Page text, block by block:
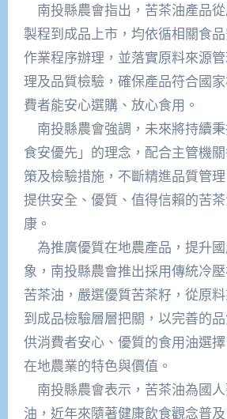
南投縣農會指出，苦茶油產品
製程到成品上市，均依循相關食
作業程序辦理，並落實原料來源
理及品質檢驗，確保產品符合國
費者能安心選購、放心食用。
南投縣農會強調，未來將持續秉
食安優先」的理念，配合主管機
策及檢驗措施，不斷精進品質管
提供安全、優質、值得信賴的苦
康。
為推廣優質在地農產品，提升
象，南投縣農會推出採用傳統冷
苦茶油，嚴選優質苦茶籽，從原
到成品檢驗層層把關，以完善的
供消費者安心、優質的食用油選
在地農業的特色與價值。
南投縣農會表示，苦茶油為國
油，近年來隨著健康飲食觀念普